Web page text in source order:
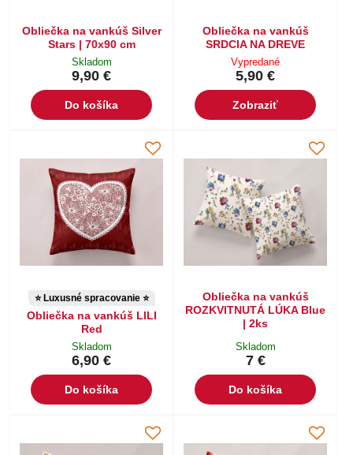
Obliečka na vankúš Silver
Stars | 70x90 cm
Skladom
9,90 €
Do košíka
Obliečka na vankúš
SRDCIA NA DREVE
Vypredané
5,90 €
Zobraziť
⭐ Luxusné spracovanie ⭐
Obliečka na vankúš LILI
Red
Skladom
6,90 €
Do košíka
Obliečka na vankúš
ROZKVITNUTÁ LÚKA Blue
| 2ks
Skladom
7 €
Do košíka